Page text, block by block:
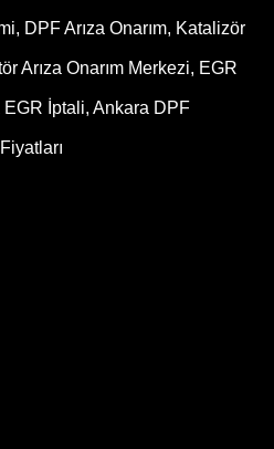
DPF Arıza Onarım, Katalizör
Arıza Onarım Merkezi, EGR
EGR İptali, Ankara DPF